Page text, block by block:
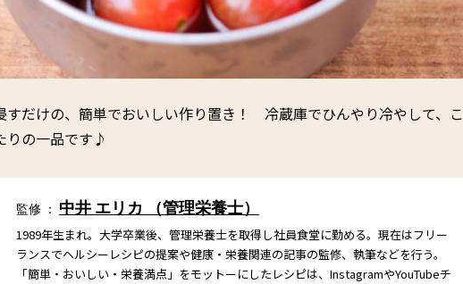
すだけの、簡単でおいしい作り置き！ 冷蔵庫でひんやり冷やして、こ
りの一品です♪
監修 ： 中井 エリカ （管理栄養士）
1989年生まれ。大学卒業後、管理栄養士を取得し社員食堂に勤める。現在はフリー
ランスでヘルシーレシピの提案や健康・栄養関連の記事の監修、執筆などを行う。
「簡単・おいしい・栄養満点」をモットーにしたレシピは、InstagramやYouTubeチ